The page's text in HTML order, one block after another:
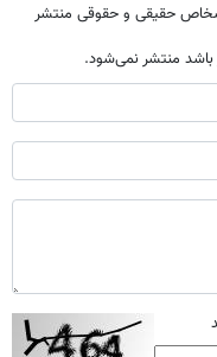
حقیقی و حقوقی منتشر
باشد منتشر نمی‌شود.